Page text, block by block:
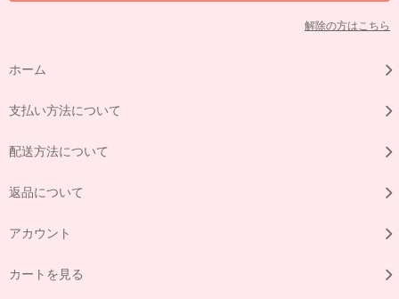
解除の方はこちら
ホーム
支払い方法について
配送方法について
返品について
アカウント
カートを見る